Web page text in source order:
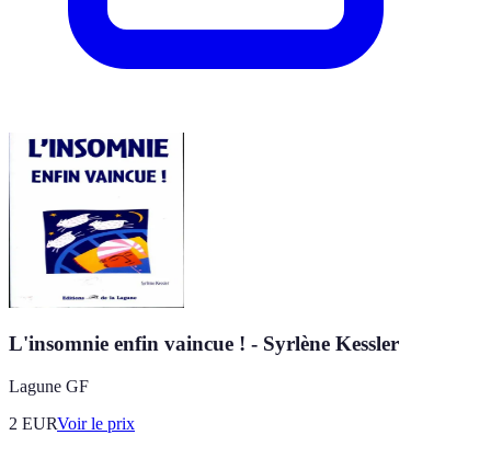
L'insomnie enfin vaincue ! - Syrlène Kessler
Lagune GF
2 EURVoir le prix